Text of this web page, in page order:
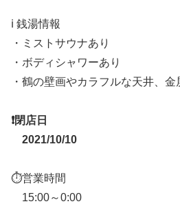
ℹ️ 銭湯情報
・ミストサウナあり
・ボディシャワーあり
・鶴の壁画やカラフルな天井、
❗️閉店日
2021/10/10
⏱営業時間
15:00～0:00